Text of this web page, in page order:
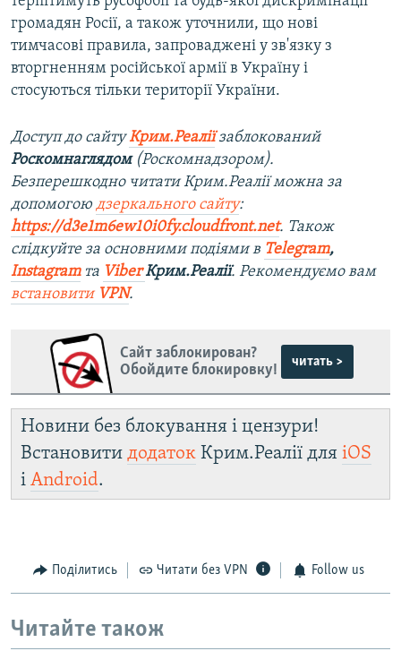
громадян Росії, а також уточнили, що нові
тимчасові правила, запроваджені у зв'язку з
вторгненням російської армії в Україну і
стосуються тільки території України.
Доступ до сайтуКрим.Реаліїзаблокований
Роскомнаглядом (Роскомнадзором).
Безперешкодно читати Крим.Реалії можна за
допомогою дзеркального сайту:
https://d3e1m6ew10i0fy.cloudfront.net. Також
слідкуйте за основними подіями в Telegram,
Instagramта ViberКрим.Реалії. Рекомендуємо вам
встановити VPN.
Сайт заблокирован?
Обойдите блокировку!
читать >
Новини без блокування і цензури!
Встановити додаток Крим.Реалії для iOS
і Android.
Поділитись Читати без VPN Follow us
Читайте також